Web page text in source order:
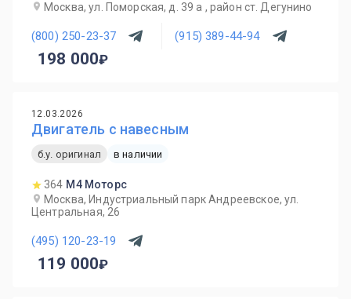
Москва, ул. Поморская, д. 39 а , район ст. Дегунино
(800) 250-23-37 (915) 389-44-94
198 000
12.03.2026
Двигатель с навесным
б.у. оригинал в наличии
364 М4 Моторс
Москва, Индустриальный парк Андреевское, ул.
Центральная, 26
(495) 120-23-19
119 000